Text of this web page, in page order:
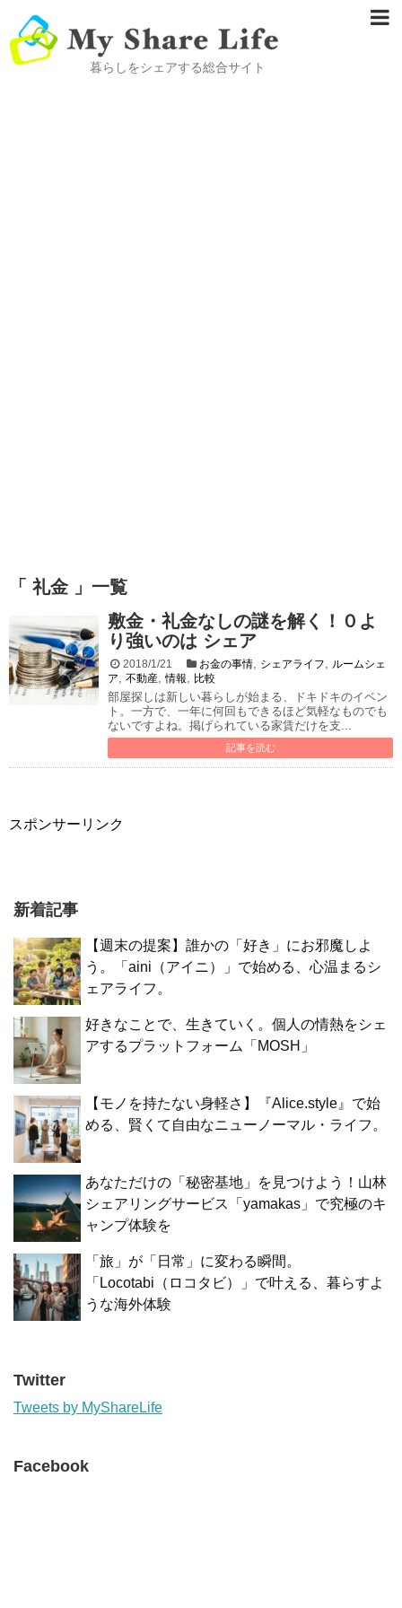
暮らしをシェアする総合サイト
「 礼金 」一覧
敷金・礼金なしの謎を解く！０よ
り強いのは シェア
2018/1/21 お金の事情, シェアライフ
ルームシェ
ア
不動産 ,情報 比較
部屋探しは新しい暮らしが始まる、ドキドキのイベン
ト。一方で、一年に何回もできるほど気軽なものでも
ないですよね。掲げられている家賃だけを支...
記事を読む
スポンサーリンク
新着記事
【週末の提案】誰かの「好き」にお邪魔しよ
う。「aini（アイニ）」で始める、心温まるシ
ェアライフ。
好きなことで、生きていく。個人の情熱をシェ
アするプラットフォーム「MOSH」
【モノを持たない身軽さ】『Alice.style』で始
める、賢くて自由なニューノーマル・ライフ。
あなただけの「秘密基地」を見つけよう！山林
シェアリングサービス「yamakas」で究極のキ
ャンプ体験を
「旅」が「日常」に変わる瞬間。
「Locotabi（ロコタビ）」で叶える、暮らすよ
うな海外体験
Twitter
Tweets by MyShareLife
Facebook